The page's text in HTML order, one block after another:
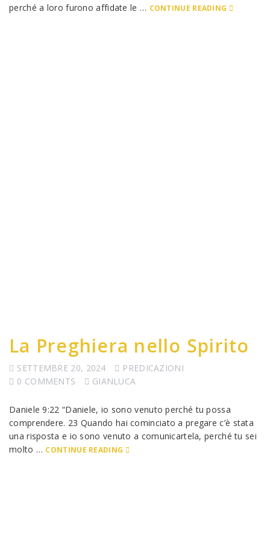
perché a loro furono affidate le … CONTINUE READING
La Preghiera nello Spirito
SETTEMBRE 20, 2024
PREDICAZIONI
0 COMMENTS
GIANLUCA
Daniele 9:22 “Daniele, io sono venuto perché tu possa
comprendere. 23 Quando hai cominciato a pregare c’è stata
una risposta e io sono venuto a comunicartela, perché tu sei
molto … CONTINUE READING